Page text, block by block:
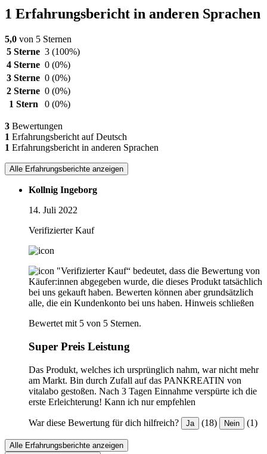
1 Erfahrungsbericht in anderen Sprachen
5,0 von 5 Sternen
5 Sterne 3 (100%)
4 Sterne 0 (0%)
3 Sterne 0 (0%)
2 Sterne 0 (0%)
1 Stern
0 (0%)
3 Bewertungen
1 Erfahrungsbericht auf Deutsch
1 Erfahrungsbericht in anderen Sprachen
Alle Erfahrungsberichte anzeigen
Kollnig Ingeborg
14. Juli 2022
Verifizierter Kauf
"Verifizierter Kauf“ bedeutet, dass die Bewertung von
Käufer:innen abgegeben wurde, die dieses Produkt tatsächlich
bei uns gekauft haben. Bewerten können aber grundsätzlich
alle, die ein Kundenkonto bei uns haben. Hinweis schließen
Bewertet mit 5 von 5 Sternen.
Super Preis Leistung
Das Produkt, welches ich ursprünglich nahm, war nicht mehr
am Markt. Bin durch Zufall auf das PANKREATIN von
vitalabo gestoßen. Nach 3 Tagen Einnahme verspürte ich die
erste Erleichterung! Kann ich nur empfehlen
War diese Bewertung für dich hilfreich? Ja (18) Nein (1)
Alle Erfahrungsberichte anzeigen